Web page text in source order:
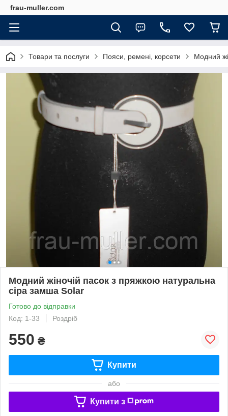
frau-muller.com
Товари та послуги Пояси, ремені, корсети Модний
Модний жіночій пасок з пряжкою натуральна
сіра замша Solar
Готово до відправки
Код: 1-33
Роздріб
550 ₴
Купити
або
Купити з